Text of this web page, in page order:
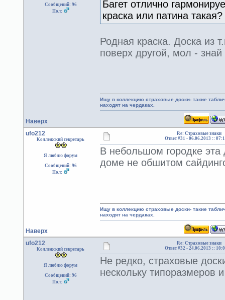
Сообщений: 96
Пол:
Багет отлично
краска или патина такая?
Родная краска. Доска из
поверх другой, мол -
Наверх
Ищу в коллекцию страховые доски- такие
находят на чердаках.
ufo212
Коллежский секретарь
Я люблю форум
Сообщений: 96
Пол:
Re: Страховые знаки
Ответ #31 - 06.06.2013 ::
В небольшом городке эта
доме не обшитом
Наверх
Ищу в коллекцию страховые доски- такие
находят на чердаках.
ufo212
Коллежский секретарь
Я люблю форум
Сообщений: 96
Пол:
Re: Страховые знаки
Ответ #32 - 24.06.2013 ::
Не редко, страховые
нескольку типоразмеров